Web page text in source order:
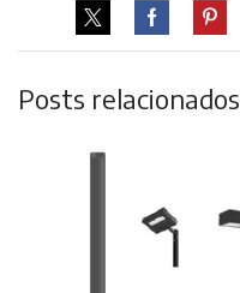
Posts relacionados